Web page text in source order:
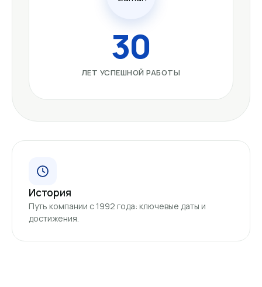
30
ЛЕТ УСПЕШНОЙ РАБОТЫ
История
Путь компании с 1992 года: ключевые даты и
достижения.